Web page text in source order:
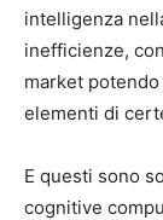
intelligenza
inefficienze,
market
elementi di
E questi sono
cognitive